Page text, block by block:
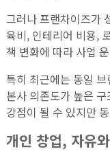
그러나 프랜차이즈가
육비, 인테리어 비용,
책 변화에 따라 사업
특히 최근에는 동일
본사 의존도가 높은
강점이 될 수 있지만
개인 창업, 자유